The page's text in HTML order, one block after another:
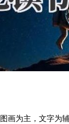
画为主，文字为